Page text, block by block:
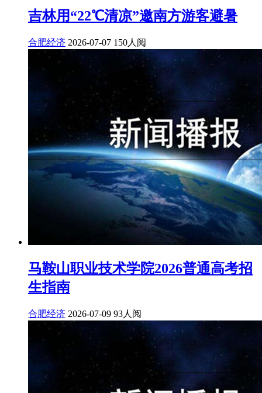
吉林用“22℃清凉”邀南方游客避暑
合肥经济 2026-07-07 150人阅
马鞍山职业技术学院2026普通高考招
生指南
合肥经济 2026-07-09 93人阅